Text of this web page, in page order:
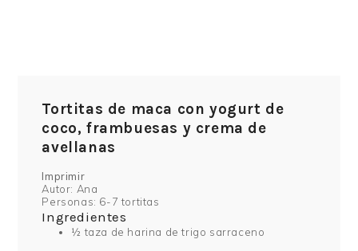
Tortitas de maca con yogurt de
coco, frambuesas y crema de
avellanas
Imprimir
Autor: Ana
Personas: 6-7 tortitas
Ingredientes
½ taza de harina de trigo sarraceno